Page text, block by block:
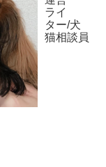
ライ
ター/犬
猫相談員